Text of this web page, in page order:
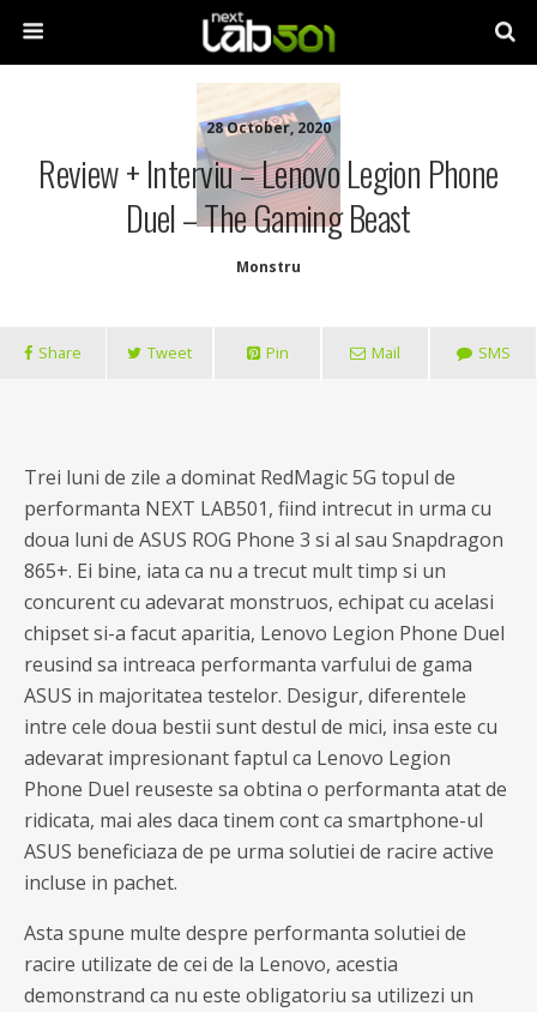
28 October, 2020
Review + Interviu – Lenovo Legion Phone
Duel – The Gaming Beast
Monstru
Share Tweet Pin Mail SMS
Trei luni de zile a dominat RedMagic 5G topul de
performanta NEXT LAB501, fiind intrecut in urma cu
doua luni de ASUS ROG Phone 3 si al sau Snapdragon
865+. Ei bine, iata ca nu a trecut mult timp si un
concurent cu adevarat monstruos, echipat cu acelasi
chipset si-a facut aparitia, Lenovo Legion Phone Duel
reusind sa intreaca performanta varfului de gama
ASUS in majoritatea testelor. Desigur, diferentele
intre cele doua bestii sunt destul de mici, insa este cu
adevarat impresionant faptul ca Lenovo Legion
Phone Duel reuseste sa obtina o performanta atat de
ridicata, mai ales daca tinem cont ca smartphone-ul
ASUS beneficiaza de pe urma solutiei de racire active
incluse in pachet.
Asta spune multe despre performanta solutiei de
racire utilizate de cei de la Lenovo, acestia
demonstrand ca nu este obligatoriu sa utilizezi un